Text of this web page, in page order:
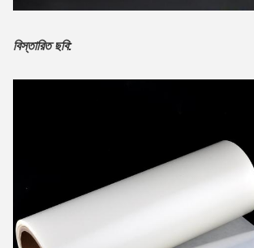
বিস্তারিত ছবি: